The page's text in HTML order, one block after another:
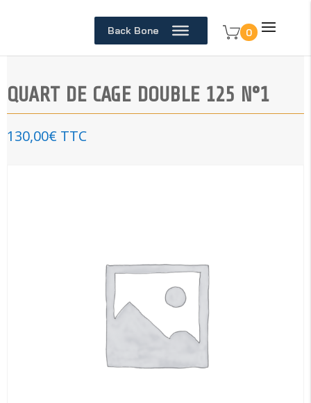
Back Bone 0
QUART DE CAGE DOUBLE 125 N°1
130,00€ TTC